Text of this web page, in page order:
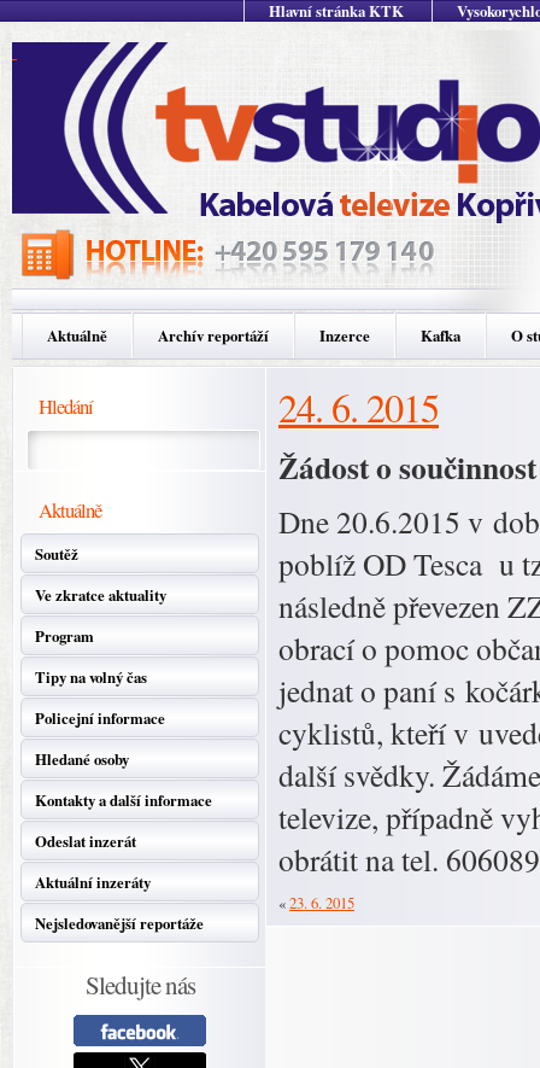
Hlavní stránka KTK
Aktuálně Archív reportáží Inzerce Kafka O
Hledání
Aktuálně
Soutěž
Ve zkratce aktuality
Program
Tipy na volný čas
Policejní informace
Hledané osoby
Kontakty a další informace
Odeslat inzerát
Aktuální inzeráty
Nejsledovanější reportáže
Sledujte nás
24. 6. 2015
Žádost o
Dne 20.6.2015 v
poblíž OD Tesca u
následně převezen
obrací o pomoc
jednat o paní s
cyklistů, kteří v
další svědky.
televize, případně
obrátit na tel.
«23. 6. 2015